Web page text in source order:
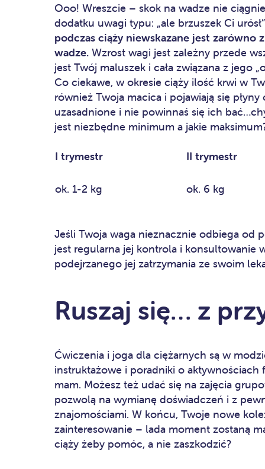
Ooo! Wreszcie – skok na wadze nie
dodatku uwagi typu: „ale brzuszek Ci
podczas ciąży niewskazane jest zarówno
wadze. Wzrost wagi jest zależny przede
jest Twój maluszek i cała związana z jego
Co ciekawe, w okresie ciąży ilość krwi w
również Twoja macica i pojawiają się
uzasadnione i nie powinnaś się ich
jest niezbędne minimum a jakie
I trymestr II trymestr
ok. 1-2 kg ok. 6 kg
Jeśli Twoja waga nieznacznie odbiega od
jest regularna jej kontrola i konsultowanie
podejrzanego jej zatrzymania ze swoim
Ruszaj się… z
Ćwiczenia i joga dla ciężarnych są w
instruktażowe i poradniki o aktywnościach
mam. Możesz też udać się na zajęcia
pozwolą na wymianę doświadczeń i z
znajomościami. W końcu, Twoje nowe
zainteresowanie – lada moment zostaną
ciąży żeby pomóc, a nie zaszkodzić?